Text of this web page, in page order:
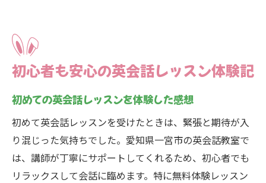
初心者も安心の英会話レッスン体験記
初めての英会話レッスンを体験した感想
初めて英会話レッスンを受けたときは、緊張と期待が入
り混じった気持ちでした。愛知県一宮市の英会話教室で
は、講師が丁寧にサポートしてくれるため、初心者でも
リラックスして会話に臨めます。特に無料体験レッスン